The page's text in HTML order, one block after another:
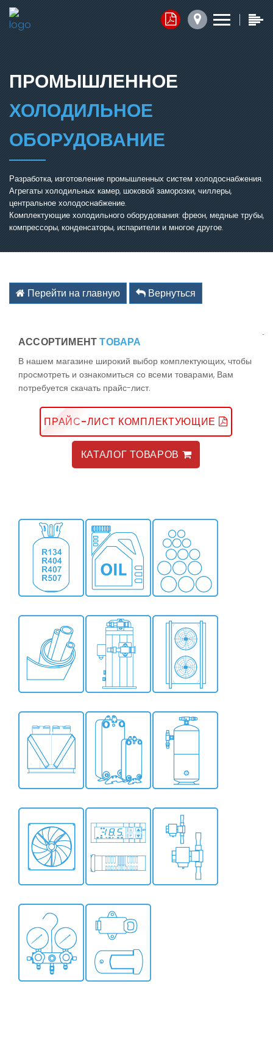
Контакты x
Юридический адрес:
050014, г.Алматы,
ул.Ангарская, д.103/2
График работы:
пн.-пт. с 7:30 до 16:30,
сб.-вс. Выходной
info@holodom.com
Связь по телефону:
+7(727) 2-988-588
+7(727) 2-988-390
+7(776) 222-77-11
+7(747) 222-77-12
Прайс-листы x
1. Комплектующие
2. Запасные части
3. Агрегаты
Обратная связь x
Добавить файл ⬇
Нажимая кнопку, я соглашаюсь на обработку персональных
данных.
ПРОМЫШЛЕННОЕ
ХОЛОДИЛЬНОЕ
ОБОРУДОВАНИЕ
Разработка, изготовление промышленных систем холодоснабжения.
Агрегаты холодильных камер, шоковой заморозки, чиллеры,
центральное холодоснабжение.
Комплектующие холодильного оборудования: фреон, медные трубы,
компрессоры, конденсаторы, испарители и многое другое.
Перейти на главную Вернуться
АССОРТИМЕНТТОВАРА
В нашем магазине широкий выбор комплектующих, чтобы
просмотреть и ознакомиться со всеми товарами, Вам
потребуется скачать прайс-лист.
ПРАЙС-ЛИСТ КОМПЛЕКТУЮЩИЕ
КАТАЛОГ ТОВАРОВ